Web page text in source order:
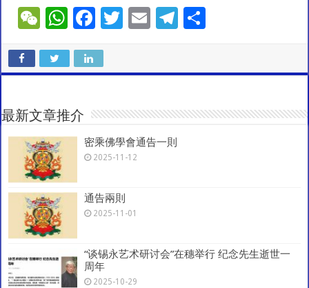
W
C
h
at
W
at
sA
p
p
F
e
b
o
k
T
er
E
l
T
gr
a
e
最新文章推介
密乘佛學會通告一則
2025-11-12
通告兩則
2025-11-01
“谈锡永艺术研讨会”在穗举行 纪念先生逝世一
周年
2025-10-29